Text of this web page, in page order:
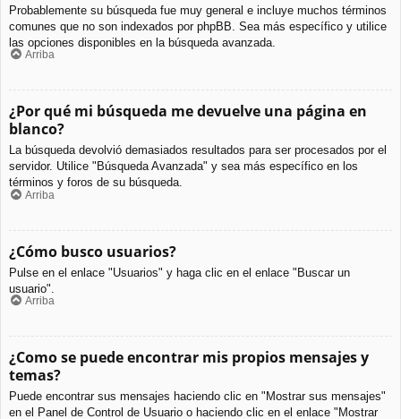
Probablemente su búsqueda fue muy general e incluye muchos términos
comunes que no son indexados por phpBB. Sea más específico y utilice
las opciones disponibles en la búsqueda avanzada.
Arriba
¿Por qué mi búsqueda me devuelve una página en
blanco?
La búsqueda devolvió demasiados resultados para ser procesados por el
servidor. Utilice "Búsqueda Avanzada" y sea más específico en los
términos y foros de su búsqueda.
Arriba
¿Cómo busco usuarios?
Pulse en el enlace "Usuarios" y haga clic en el enlace "Buscar un
usuario".
Arriba
¿Como se puede encontrar mis propios mensajes y
temas?
Puede encontrar sus mensajes haciendo clic en "Mostrar sus mensajes"
en el Panel de Control de Usuario o haciendo clic en el enlace "Mostrar